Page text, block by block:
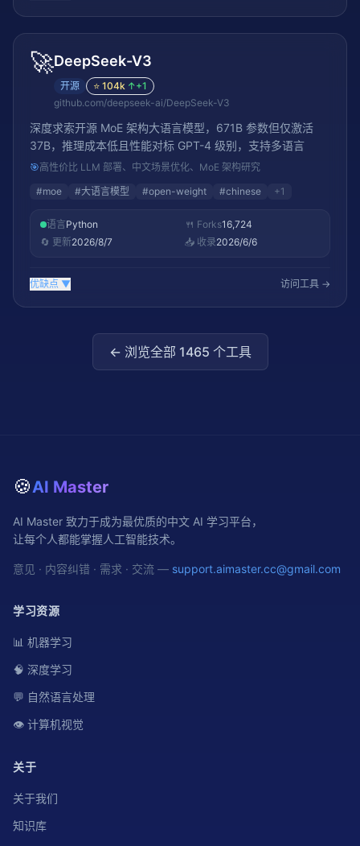
🚀DeepSeek-V3
开源 ⭐ 104k ↑+1
github.com/deepseek-ai/DeepSeek-V3
深度求索开源 MoE 架构大语言模型，671B 参数但仅激活
37B，推理成本低且性能对标 GPT-4 级别，支持多语言
🎯高性价比 LLM 部署、中文场景优化、MoE 架构研究
#moe #大语言模型 #open-weight #chinese +1
语言Python 🍴 Forks16,724
🔄 更新2026/8/7 📥 收录2026/6/6
优缺点 ▼ 访问工具 →
← 浏览全部 1465 个工具
🍪AI Master
AI Master 致力于成为最优质的中文 AI 学习平台，
让每个人都能掌握人工智能技术。
意见 · 内容纠错 · 需求 · 交流 — support.aimaster.cc@gmail.com
学习资源
📊 机器学习
🧠 深度学习
💬 自然语言处理
👁️ 计算机视觉
关于
关于我们
知识库